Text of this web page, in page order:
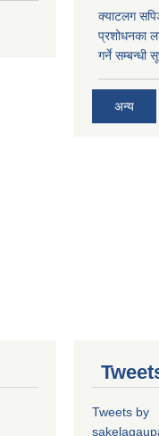
क्याटलग
प्रशोधनका
गर्ने सम्बन्धी
अन्य
Tweets by